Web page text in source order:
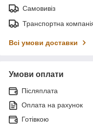
Самовивіз
Транспортна
Всі умови доставки
Умови оплати
Післяплата
Оплата на рахунок
Готівкою